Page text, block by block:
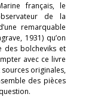
français, le
de la
remarquable
1931) qu’on
des bolcheviks et
avec ce livre
originales,
des pièces